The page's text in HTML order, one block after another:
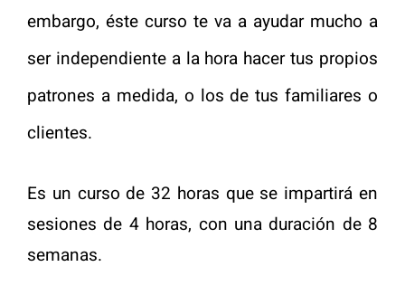
embargo, éste curso te va a ayudar mucho a
ser independiente a la hora hacer tus propios
patrones a medida, o los de tus familiares o
clientes.
Es un curso de 32 horas que se impartirá en
sesiones de 4 horas, con una duración de 8
semanas.